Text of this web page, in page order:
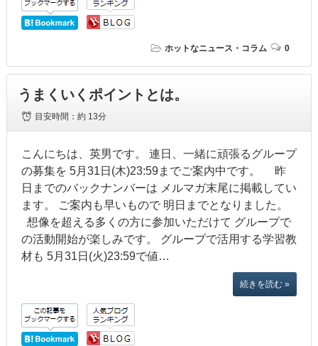
ホットなニュース・コラム 0
うまくいくポイントとは。
目安時間：約 13分
こんにちは、英男です。 連日、一緒に頑張るグループ
の募集を 5月31日(木)23:59までご案内中です。 昨
日までのバックナンバーは メルマガ末尾に掲載してい
ます。 ご案内も早いもので 明日までとなりました。
想像を超える多くの方に参加いただけて グループで
の活動開始が楽しみです。 グループで活用する学習教
材も 5月31日(火)23:59で値…
続きを読む »